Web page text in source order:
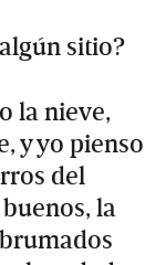
sitio?
la nieve,
y yo pienso
del
la